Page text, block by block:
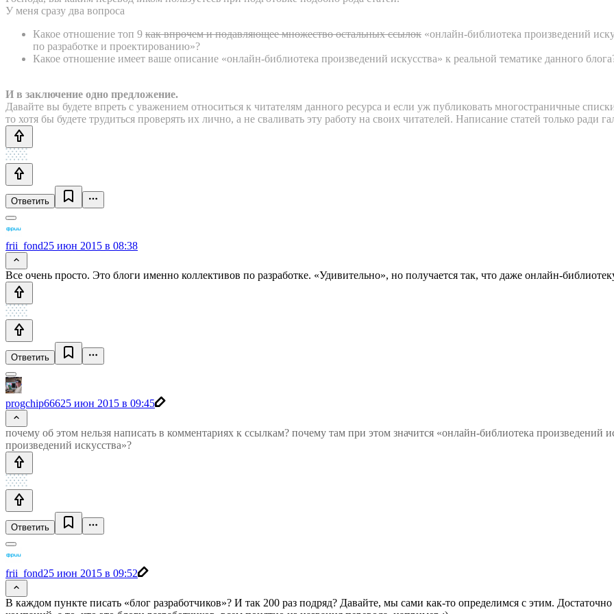
У меня сразу два вопроса
Какое отношение топ 9 как впрочем и подавляющее множество остальных ссылок «онлайн-библиотека произведений
по разработке и проектированию»?
Какое отношение имеет ваше описание «онлайн-библиотека произведений искусства» к реальной тематике данного
И в заключение одно предложение.
Давайте вы будете впреть с уважением относиться к читателям данного ресурса и если уж публиковать многостраничные
то хотя бы будете трудиться проверять их лично, а не сваливать эту работу на своих читателей. Написание статей только ради
Ответить
frii_fond25 июн 2015 в 08:38
Все очень просто. Это блоги именно коллективов по разработке. «Удивительно», но получается так, что даже онлайн-
Ответить
progchip66625 июн 2015 в 09:45
почему об этом нельзя написать в комментариях к ссылкам? почему там при этом значится «онлайн-библиотека произведений
произведений искусства»?
Ответить
frii_fond25 июн 2015 в 09:52
В каждом пункте писать «блог разработчиков»? И так 200 раз подряд? Давайте, мы сами как-то определимся с этим.